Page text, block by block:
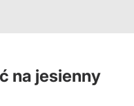
na jesienny